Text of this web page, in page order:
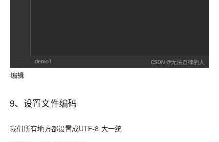
编辑
9、设置文件编码
我们所有地方都设置成UTF-8 大一统